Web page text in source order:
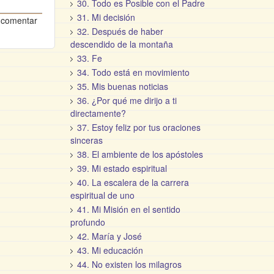
30. Todo es Posible con el Padre
31. Mi decisión
32. Después de haber
descendido de la montaña
33. Fe
34. Todo está en movimiento
35. Mis buenas noticias
36. ¿Por qué me dirijo a ti
directamente?
37. Estoy feliz por tus oraciones
sinceras
38. El ambiente de los apóstoles
39. Mi estado espiritual
40. La escalera de la carrera
espiritual de uno
41. Mi Misión en el sentido
profundo
42. María y José
43. Mi educación
44. No existen los milagros